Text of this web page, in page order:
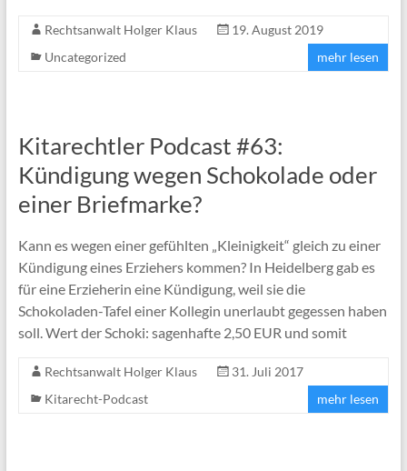
Rechtsanwalt Holger Klaus
19. August 2019
Uncategorized
mehr lesen
Kitarechtler Podcast #63:
Kündigung wegen Schokolade oder
einer Briefmarke?
Kann es wegen einer gefühlten „Kleinigkeit“ gleich zu einer
Kündigung eines Erziehers kommen? In Heidelberg gab es
für eine Erzieherin eine Kündigung, weil sie die
Schokoladen-Tafel einer Kollegin unerlaubt gegessen haben
soll. Wert der Schoki: sagenhafte 2,50 EUR und somit
Rechtsanwalt Holger Klaus
31. Juli 2017
Kitarecht-Podcast
mehr lesen